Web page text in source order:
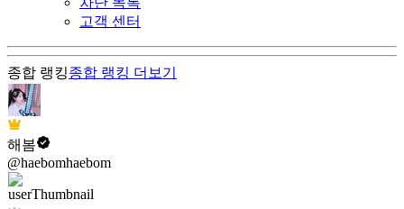
고객 센터
종합 랭킹종합 랭킹 더보기
해봄
@haebomhaebom